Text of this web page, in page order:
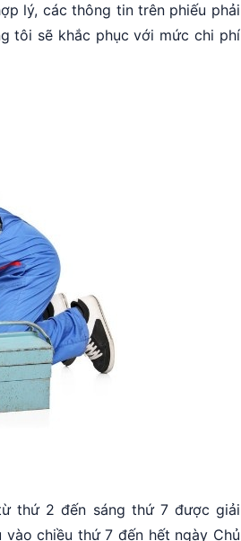
lý, các thông tin trên phiếu phải
tôi sẽ khắc phục với mức chi phí
thứ 2 đến sáng thứ 7 được giải
chiều thứ 7 đến hết ngày Chủ